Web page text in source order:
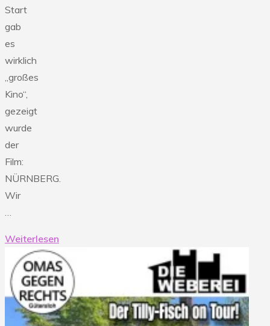
Start
gab
es
wirklich
„großes
Kino“,
gezeigt
wurde
der
Film:
NÜRNBERG.
Wir
…
Weiterlesen
"17.05.26
Film:
Nürnberg"